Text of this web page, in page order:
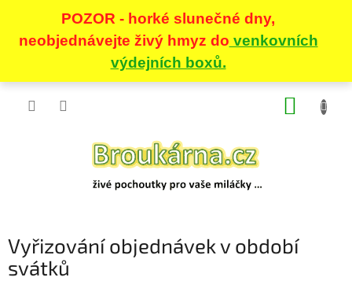
Přejít
Vyřizování objednávek v období
svátků